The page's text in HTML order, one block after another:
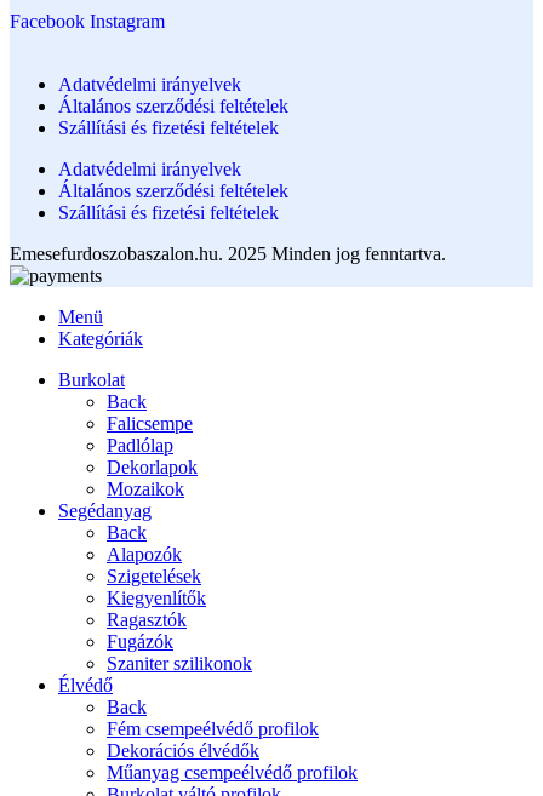
Facebook Instagram
Adatvédelmi irányelvek
Általános szerződési feltételek
Szállítási és fizetési feltételek
Adatvédelmi irányelvek
Általános szerződési feltételek
Szállítási és fizetési feltételek
Emesefurdoszobaszalon.hu. 2025 Minden jog fenntartva.
Menü
Kategóriák
Burkolat
Back
Falicsempe
Padlólap
Dekorlapok
Mozaikok
Segédanyag
Back
Alapozók
Szigetelések
Kiegyenlítők
Ragasztók
Fugázók
Szaniter szilikonok
Élvédő
Back
Fém csempeélvédő profilok
Dekorációs élvédők
Műanyag csempeélvédő profilok